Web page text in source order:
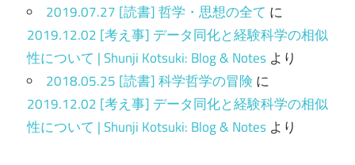
2019.07.27 [読書] 哲学・思想の全て に
2019.12.02 [考え事] データ同化と経験科学の相似
性について | Shunji Kotsuki: Blog & Notes より
2018.05.25 [読書] 科学哲学の冒険 に
2019.12.02 [考え事] データ同化と経験科学の相似
性について | Shunji Kotsuki: Blog & Notes より